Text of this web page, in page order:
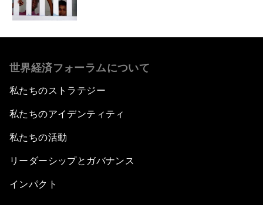
世界経済フォーラムについて
私たちのストラテジー
私たちのアイデンティティ
私たちの活動
リーダーシップとガバナンス
インパクト